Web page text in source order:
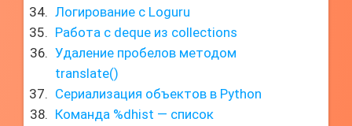
Логирование с Loguru
Работа с deque из collections
Удаление пробелов методом
translate()
Сериализация объектов в Python
Команда %dhist — список